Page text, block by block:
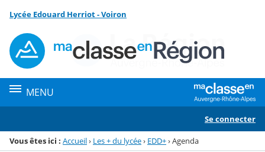
Menu de la rubrique
Contenu
Lycée Edouard Herriot - Voiron
MENU
Se connecter
Vous êtes ici : Accueil› Les + du lycée› EDD+›Agenda